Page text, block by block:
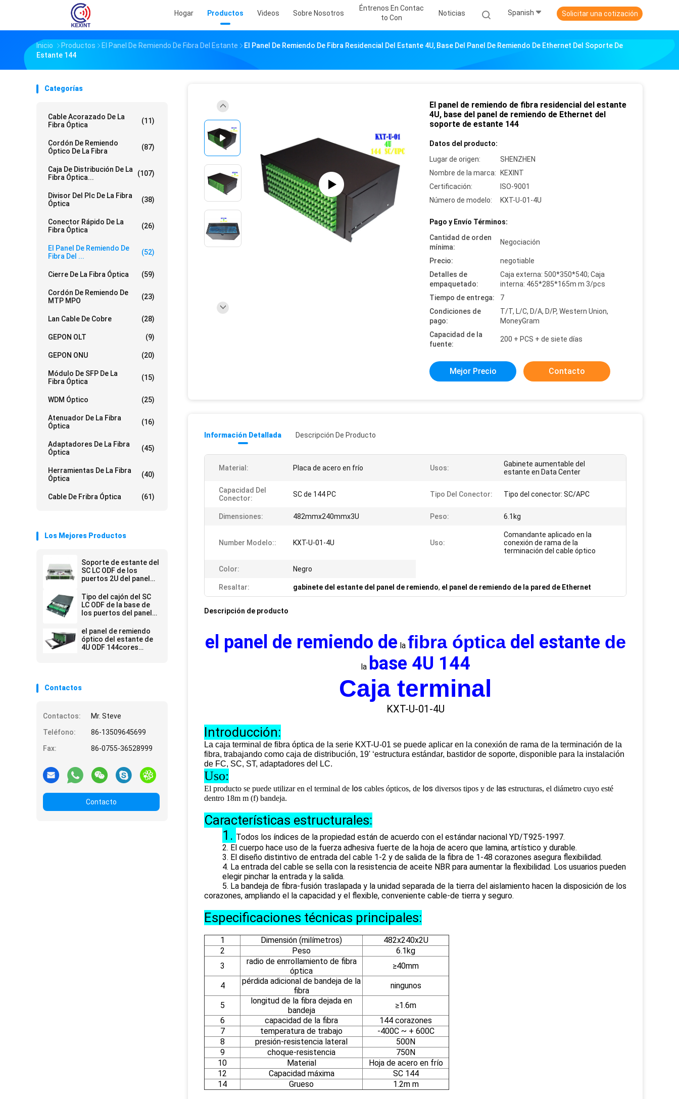
Hogar Productos Videos Sobre Nosotros
Éntrenos En Contac
To Con
Noticias Spanish Solicitar una cotización
Inicio Productos El Panel De Remiendo De Fibra Del Estante
El Panel De Remiendo De Fibra Residencial Del Estante 4U, Base Del Panel De Remiendo De Ethernet Del Soporte De
Estante 144
Categorías
Cable Acorazado De La
Fibra Óptica
(11)
Cordón De Remiendo
Óptico De La Fibra
(87)
Caja De Distribución De La
Fibra Óptica...
(107)
Divisor Del Plc De La Fibra
Óptica
(38)
Conector Rápido De La
Fibra Óptica
(26)
El Panel De Remiendo De
Fibra Del ...
(52)
Cierre De La Fibra Óptica (59)
Cordón De Remiendo De
MTP MPO
(23)
Lan Cable De Cobre (28)
GEPON OLT (9)
GEPON ONU (20)
Módulo De SFP De La
Fibra Óptica
(15)
WDM Óptico (25)
Atenuador De La Fibra
Óptica
(16)
Adaptadores De La Fibra
Óptica
(45)
Herramientas De La Fibra
Óptica
(40)
Cable De Fribra Óptica (61)
Los Mejores Productos
Soporte de estante del
SC LC ODF de los
puertos 2U del panel
óptica de KEXINT
FTTH 48
Tipo del cajón del SC
LC ODF de la base de
los puertos del panel
óptica 72 de KEXINT
FTTH
el panel de remiendo
óptico del estante de
4U ODF 144cores
Contactos
Contactos:
Mr. Steve
Teléfono:
86-13509645699
Fax:
86-0755-36528999
Contacto
El panel de remiendo de fibra residencial del estante
4U, base del panel de remiendo de Ethernet del
soporte de estante 144
Datos del producto:
Lugar de origen:
SHENZHEN
Nombre de la marca:
KEXINT
Certificación:
ISO-9001
Número de modelo:
KXT-U-01-4U
Pago y Envío Términos:
Cantidad de orden
mínima:
Negociación
Precio:
negotiable
Detalles de
empaquetado:
Caja externa: 500*350*540; Caja
interna: 465*285*165m m 3/pcs
Tiempo de entrega:
7
Condiciones de
pago:
T/T, L/C, D/A, D/P, Western Union,
MoneyGram
Capacidad de la
fuente:
200 + PCS + de siete días
Mejor Precio Contacto
Información Detallada Descripción De Producto
Material: Placa de acero en frío Usos:
Gabinete aumentable del
estante en Data Center
Capacidad Del
Conector:
SC de 144 PC Tipo Del Conector: Tipo del conector: SC/APC
Dimensiones: 482mmx240mmx3U Peso: 6.1kg
Number Modelo:: KXT-U-01-4U Uso:
Comandante aplicado en la
conexión de rama de la
terminación del cable óptico
Color: Negro
Resaltar: gabinete del estante del panel de remiendo, el panel de remiendo de la pared de Ethernet
Descripción de producto
el panel de remiendo de la fibra ópticadel estante de
la base 4U 144
Caja terminal
KXT-U-01-4U
Introducción:
La caja terminal de fibra óptica de la serie KXT-U-01 se puede aplicar en la conexión de rama de la terminación de la
fibra, trabajando como caja de distribución, 19' ‘estructura estándar, bastidor de soporte, disponible para la instalación
de FC, SC, ST, adaptadores del LC.
Uso:
El producto se puede utilizar en el terminal de los cables ópticos, de los diversos tipos y de las estructuras, el diámetro cuyo esté
dentro 18m m (f) bandeja.
Características estructurales:
1. Todos los índices de la propiedad están de acuerdo con el estándar nacional YD/T925-1997.
2. El cuerpo hace uso de la fuerza adhesiva fuerte de la hoja de acero que lamina, artístico y durable.
3. El diseño distintivo de entrada del cable 1-2 y de salida de la fibra de 1-48 corazones asegura flexibilidad.
4. La entrada del cable se sella con la resistencia de aceite NBR para aumentar la flexibilidad. Los usuarios pueden
elegir pinchar la entrada y la salida.
5. La bandeja de fibra-fusión traslapada y la unidad separada de la tierra del aislamiento hacen la disposición de los
corazones, ampliando el la capacidad y el flexible, conveniente cable-de tierra y seguro.
Especificaciones técnicas principales:
1 Dimensión (milímetros)
482x240x2U
2
Peso
6.1kg
3
radio de enrrollamiento de fibra
óptica
≥40mm
4
pérdida adicional de bandeja de la
fibra
ningunos
5
longitud de la fibra dejada en
bandeja
≥1.6m
6
capacidad de la fibra
144 corazones
7
temperatura de trabajo
-400C ~ + 600C
8
presión-resistencia lateral
500N
9
choque-resistencia
750N
10
Material
Hoja de acero en frío
12
Capacidad máxima
SC 144
14
Grueso 1.2m m